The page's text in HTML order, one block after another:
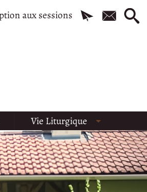
aux sessions
Vie Liturgique